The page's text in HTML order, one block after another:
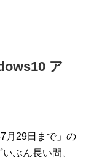
ア
月29日まで」の
ぶん長い間、